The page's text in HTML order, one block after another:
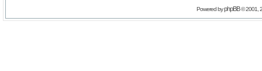
Powered byphpBB© 2001,